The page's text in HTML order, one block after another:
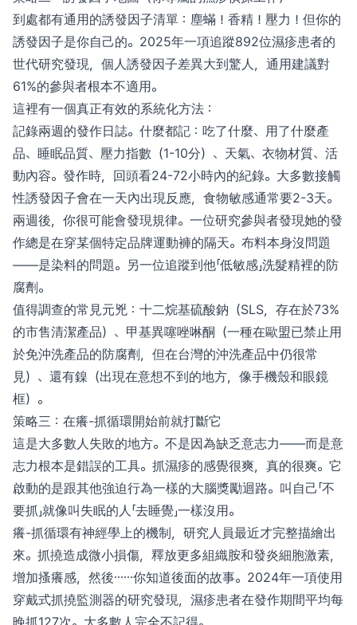
到處都有通用的誘發因子清單：塵蟎！香精！壓力！但你的
誘發因子是你自己的。2025年一項追蹤892位濕疹患者的
世代研究發現，個人誘發因子差異大到驚人，通用建議對
61%的參與者根本不適用。
這裡有一個真正有效的系統化方法：
記錄兩週的發作日誌。什麼都記：吃了什麼、用了什麼產
品、睡眠品質、壓力指數（1-10分）、天氣、衣物材質、活
動內容。發作時，回頭看24-72小時內的紀錄。大多數接觸
性誘發因子會在一天內出現反應，食物敏感通常要2-3天。
兩週後，你很可能會發現規律。一位研究參與者發現她的發
作總是在穿某個特定品牌運動褲的隔天。布料本身沒問題
——是染料的問題。另一位追蹤到他「低敏感」洗髮精裡的防
腐劑。
值得調查的常見元兇：十二烷基硫酸鈉（SLS，存在於73%
的市售清潔產品）、甲基異噻唑啉酮（一種在歐盟已禁止用
於免沖洗產品的防腐劑，但在台灣的沖洗產品中仍很常
見）、還有鎳（出現在意想不到的地方，像手機殼和眼鏡
框）。
策略三：在癢-抓循環開始前就打斷它
這是大多數人失敗的地方。不是因為缺乏意志力——而是意
志力根本是錯誤的工具。抓濕疹的感覺很爽，真的很爽。它
啟動的是跟其他強迫行為一樣的大腦獎勵迴路。叫自己「不
要抓」就像叫失眠的人「去睡覺」一樣沒用。
癢-抓循環有神經學上的機制，研究人員最近才完整描繪出
來。抓撓造成微小損傷，釋放更多組織胺和發炎細胞激素，
增加搔癢感，然後⋯⋯你知道後面的故事。2024年一項使用
穿戴式抓撓監測器的研究發現，濕疹患者在發作期間平均每
晚抓127次。大多數人完全不記得。